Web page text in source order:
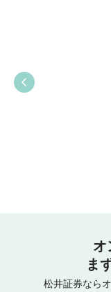
オ
ま
松井証券なら